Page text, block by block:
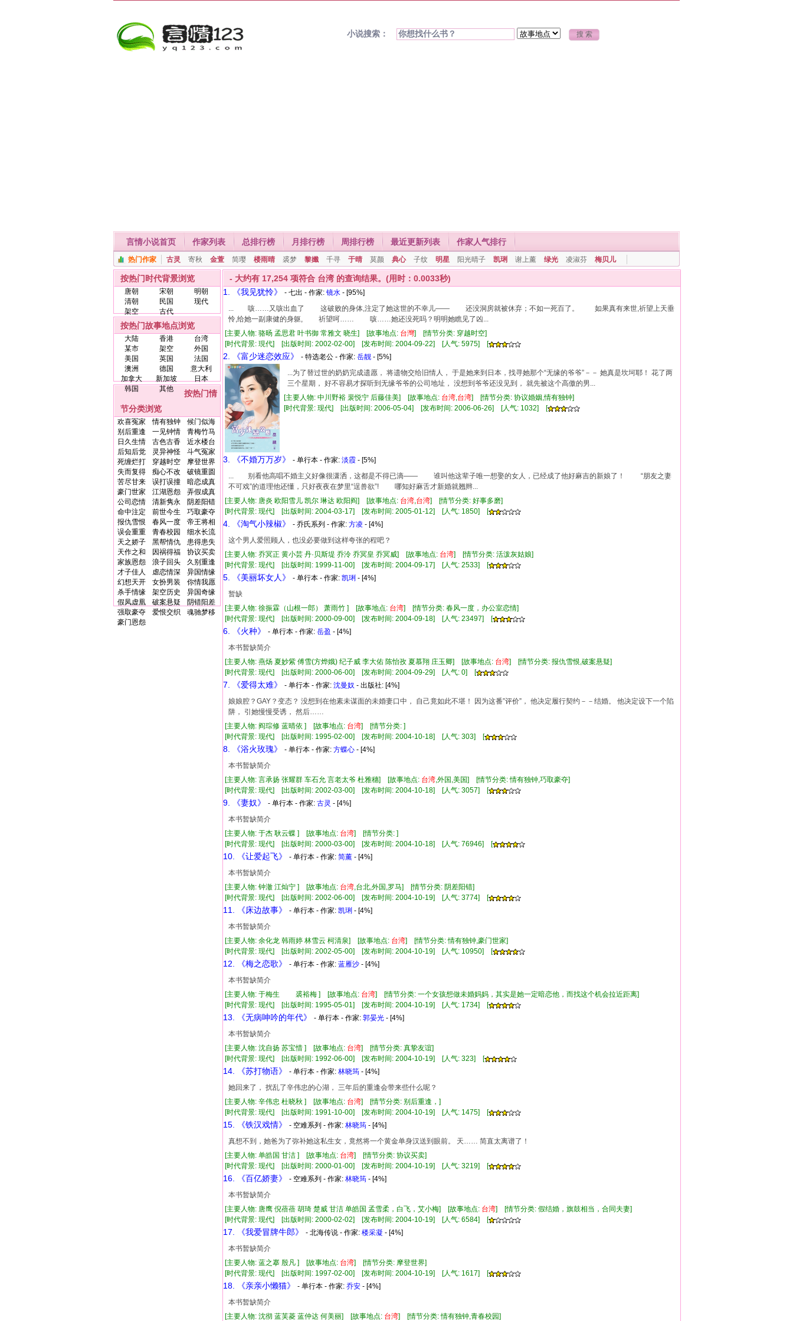
小说搜索：
言情小说首页 作家列表 总排行榜 月排行榜 周排行榜 最近更新列表 作家人气排行
热门作家 古灵 寄秋 金萱 简璎 楼雨晴 裘梦 黎孅 千寻 于晴 莫颜 典心 子纹 明星 阳光晴子 凯琍 谢上薰 绿光 凌淑芬 梅贝儿
按热门时代背景浏览
唐朝 宋朝
明朝
清朝
民国
现代
架空
古代
按热门故事地点浏览
大陆 香港
台湾
某市
架空
外国
美国
英国
法国
澳洲
德国
意大利
加拿大
新加坡
日本
韩国
其他
按热门情
节分类浏览
欢喜冤家 情有独钟
候门似海
别后重逢
一见钟情
青梅竹马
日久生情
古色古香
近水楼台
后知后觉
灵异神怪
斗气冤家
死缠烂打
穿越时空
摩登世界
失而复得
痴心不改
破镜重圆
苦尽甘来
误打误撞
暗恋成真
豪门世家
江湖恩怨
弄假成真
公司恋情
清新隽永
阴差阳错
命中注定
前世今生
巧取豪夺
报仇雪恨
春风一度
帝王将相
误会重重
青春校园
细水长流
天之娇子
黑帮情仇
患得患失
天作之和
因祸得福
协议买卖
家族恩怨
浪子回头
久别重逢
才子佳人
虐恋情深
异国情缘
幻想天开
女扮男装
你情我愿
杀手情缘
架空历史
异国奇缘
假凤虚凰
破案悬疑
阴错阳差
强取豪夺
爱恨交织
魂驰梦移
豪门恩怨
- 大约有 17,254 项符合 台湾 的查询结果。(用时：0.0033秒)
1. 《我见犹怜》
- 七出 - 作家: 镜水 - [95%]
... 咳……又咳出血了 这破败的身体,注定了她这世的不幸儿—— 还没洞房就被休弃；不如一死百了。 如果真有来世,祈望上天垂
怜,给她一副康健的身躯, 祈望呵…… 咳……她还没死吗？明明她瞧见了凶...
[主要人物: 骆旸 孟思君 叶书御 常雅文 晓生] [故事地点: 台灣] [情节分类: 穿越时空]
[时代背景: 現代] [出版时间: 2002-02-00] [发布时间: 2004-09-22] [人气: 5975] [
2. 《富少迷恋效应》 - 特选老公 - 作家: 岳靓 - [5%]
...为了替过世的奶奶完成遗愿， 将遗物交给旧情人， 于是她来到日本，找寻她那个“无缘的爷爷”－－ 她真是坎坷耶！ 花了两
三个星期， 好不容易才探听到无缘爷爷的公司地址， 没想到爷爷还没见到， 就先被这个高傲的男...
[主要人物: 中川野裕 裴悦宁 后藤佳美] [故事地点: 台湾,台湾] [情节分类: 协议婚姻,情有独钟]
[时代背景: 现代] [出版时间: 2006-05-04] [发布时间: 2006-06-26] [人气: 1032] [
3. 《不婚万万岁》 - 单行本 - 作家: 淡霞 - [5%]
... 别看他高唱不婚主义好像很潇洒，这都是不得已滴—— 谁叫他这辈子唯一想娶的女人，已经成了他好麻吉的新娘了！ “朋友之妻
不可戏”的道理他还懂，只好夜夜在梦里“逞兽欲”! 哪知好麻舌才新婚就翘辫...
[主要人物: 唐炎 欧阳雪儿 凯尔 琳达 欧阳阎] [故事地点: 台湾,台湾] [情节分类: 好事多磨]
[时代背景: 现代] [出版时间: 2004-03-17] [发布时间: 2005-01-12] [人气: 1850] [
4. 《淘气小辣椒》 - 乔氏系列 - 作家: 方凌 - [4%]
这个男人爱照顾人，也没必要做到这样夸张的程吧？
[主要人物: 乔冥正 黄小芸 丹·贝斯堤 乔泠 乔冥皇 乔冥威] [故事地点: 台湾] [情节分类: 活泼灰姑娘]
[时代背景: 现代] [出版时间: 1999-11-00] [发布时间: 2004-09-17] [人气: 2533] [
5. 《美丽坏女人》 - 单行本 - 作家: 凯琍 - [4%]
暂缺
[主要人物: 徐振霖（山根一郎） 萧雨竹 ] [故事地点: 台湾] [情节分类: 春风一度，办公室恋情]
[时代背景: 现代] [出版时间: 2000-09-00] [发布时间: 2004-09-18] [人气: 23497] [
6. 《火种》 - 单行本 - 作家: 岳盈 - [4%]
本书暂缺简介
[主要人物: 燕炀 夏妙紫 傅雪(方烨娥) 纪子威 李大佑 陈怡孜 夏慕翔 庄玉卿] [故事地点: 台湾] [情节分类: 报仇雪恨,破案悬疑]
[时代背景: 现代] [出版时间: 2000-06-00] [发布时间: 2004-09-29] [人气: 0] [
7. 《爱得太难》 - 单行本 - 作家: 沈曼奴 - 出版社: [4%]
娘娘腔？GAY？变态？ 没想到在他素未谋面的未婚妻口中， 自己竟如此不堪！ 因为这番”评价”， 他决定履行契约－－结婚。 他决定设下一个陷
阱， 引她慢慢受诱， 然后……
[主要人物: 阎琮修 蓝晴依 ] [故事地点: 台湾] [情节分类: ]
[时代背景: 现代] [出版时间: 1995-02-00] [发布时间: 2004-10-18] [人气: 303] [
8. 《浴火玫瑰》 - 单行本 - 作家: 方蝶心 - [4%]
本书暂缺简介
[主要人物: 言承扬 张耀群 车石允 言老太爷 杜雅穗] [故事地点: 台湾,外国,美国] [情节分类: 情有独钟,巧取豪夺]
[时代背景: 现代] [出版时间: 2002-03-00] [发布时间: 2004-10-18] [人气: 3057] [
9. 《妻奴》 - 单行本 - 作家: 古灵 - [4%]
本书暂缺简介
[主要人物: 于杰 耿云蝶 ] [故事地点: 台湾] [情节分类: ]
[时代背景: 现代] [出版时间: 2000-03-00] [发布时间: 2004-10-18] [人气: 76946] [
10. 《让爱起飞》 - 单行本 - 作家: 简薰 - [4%]
本书暂缺简介
[主要人物: 钟澈 江灿宁 ] [故事地点: 台湾,台北,外国,罗马] [情节分类: 阴差阳错]
[时代背景: 现代] [出版时间: 2002-06-00] [发布时间: 2004-10-19] [人气: 3774] [
11. 《床边故事》 - 单行本 - 作家: 凯琍 - [4%]
本书暂缺简介
[主要人物: 余化龙 韩雨婷 林雪云 柯清泉] [故事地点: 台湾] [情节分类: 情有独钟,豪门世家]
[时代背景: 现代] [出版时间: 2002-05-00] [发布时间: 2004-10-19] [人气: 10950] [
12. 《梅之恋歌》 - 单行本 - 作家: 蓝雁沙 - [4%]
本书暂缺简介
[主要人物: 于梅生 裘裕梅 ] [故事地点: 台湾] [情节分类: 一个女孩想做未婚妈妈，其实是她一定暗恋他，而找这个机会拉近距离]
[时代背景: 现代] [出版时间: 1995-05-01] [发布时间: 2004-10-19] [人气: 1734] [
13. 《无病呻吟的年代》 - 单行本 - 作家: 郭晏光 - [4%]
本书暂缺简介
[主要人物: 沈自扬 苏宝惜 ] [故事地点: 台湾] [情节分类: 真挚友谊]
[时代背景: 现代] [出版时间: 1992-06-00] [发布时间: 2004-10-19] [人气: 323] [
14. 《苏打物语》 - 单行本 - 作家: 林晓筠 - [4%]
她回来了， 扰乱了辛伟忠的心湖， 三年后的重逢会带来些什么呢？
[主要人物: 辛伟忠 杜晓秋 ] [故事地点: 台湾] [情节分类: 别后重逢，]
[时代背景: 现代] [出版时间: 1991-10-00] [发布时间: 2004-10-19] [人气: 1475] [
15. 《铁汉戏情》 - 空难系列 - 作家: 林晓筠 - [4%]
真想不到，她爸为了弥补她这私生女，竟然将一个黄金单身汉送到眼前。 天…… 简直太离谱了！
[主要人物: 单皓国 甘洁 ] [故事地点: 台湾] [情节分类: 协议买卖]
[时代背景: 现代] [出版时间: 2000-01-00] [发布时间: 2004-10-19] [人气: 3219] [
16. 《百亿娇妻》 - 空难系列 - 作家: 林晓筠 - [4%]
本书暂缺简介
[主要人物: 唐鹰 倪蓓蓓 胡琦 楚威 甘洁 单皓国 孟雪柔，白飞，艾小梅] [故事地点: 台湾] [情节分类: 假结婚，旗鼓相当，合同夫妻]
[时代背景: 现代] [出版时间: 2000-02-02] [发布时间: 2004-10-19] [人气: 6584] [
17. 《我爱冒牌牛郎》 - 北海传说 - 作家: 楼采凝 - [4%]
本书暂缺简介
[主要人物: 蓝之搴 殷凡 ] [故事地点: 台湾] [情节分类: 摩登世界]
[时代背景: 现代] [出版时间: 1997-02-00] [发布时间: 2004-10-19] [人气: 1617] [
18. 《亲亲小懒猫》 - 单行本 - 作家: 乔安 - [4%]
本书暂缺简介
[主要人物: 沈彻 蓝芙菱 蓝仲达 何美丽] [故事地点: 台湾] [情节分类: 情有独钟,青春校园]